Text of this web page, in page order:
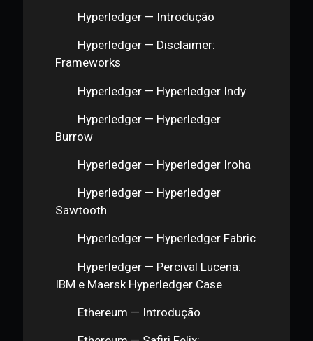
Sobre o RSK
Multichains e Interoperabilidade
Esforços de Classificação —
Escalabilidade
Esforços de Classificação — Live
com Daniel Reecer: Web3 Foundation
& Polkadot
Hyperledger — Introdução
Hyperledger — Disclaimer:
Frameworks